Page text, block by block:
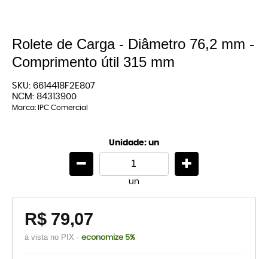
Rolete de Carga - Diâmetro 76,2 mm -
Comprimento útil 315 mm
SKU: 6614418F2E807
NCM: 84313900
Marca: IPC Comercial
Unidade: un
un
R$ 79,07
à vista no PIX · economize 5%